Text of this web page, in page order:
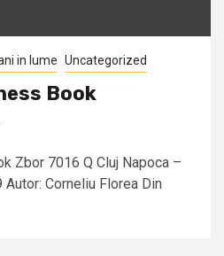
in lume Uncategorized
Book
Zbor 7016 Q Cluj Napoca –
Corneliu Florea Din